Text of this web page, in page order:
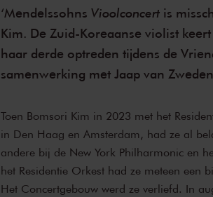
‘Mendelssohns Vioolconcert is
Kim. De Zuid-Koreaanse violist
haar derde optreden tijdens de
samenwerking met Jaap van
Toen Bomsori Kim in 2023 met het
in Den Haag en Amsterdam, had ze al
andere bij de New York Philharmonic en
het Residentie Orkest had ze meteen een
Het Concertgebouw werd ze verliefd. In